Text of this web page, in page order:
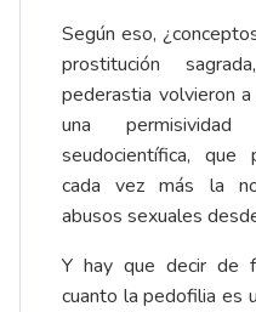
Según eso,
prostitución
pederastia volvieron
una
seudocientífica, que
cada vez más la
abusos sexuales
Y hay que decir de
cuanto la pedofilia es